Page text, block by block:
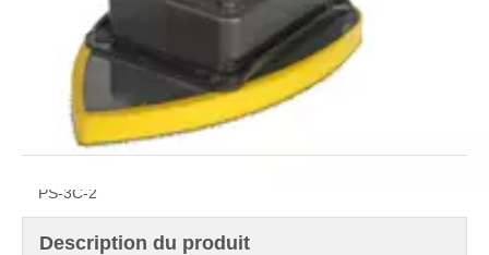
enquête
PS-3C-2
Description du produit